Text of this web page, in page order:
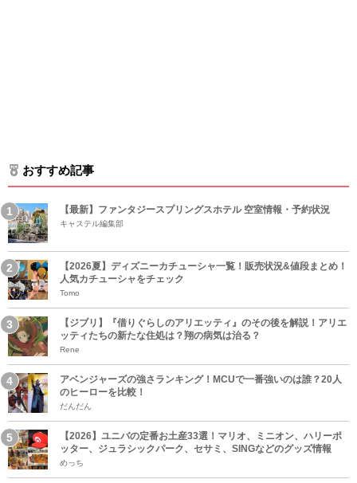
おすすめ記事
【最新】ファンタジースプリングスホテル 空室情報・予約状況
キャステル編集部
【2026夏】ディズニーカチューシャ一覧！販売状況&値段まとめ！
人気カチューシャをチェック
Tomo
【ジブリ】『借りぐらしのアリエッティ』のその後を解説！アリエ
ッティたちの新たな住処は？翔の病気は治る？
Rene
アベンジャーズの強さランキング！MCUで一番強いのは誰？20人
のヒーローを比較！
だんだん
【2026】ユニバの定番お土産33選！マリオ、ミニオン、ハリーポ
ッター、ジュラシックパーク、セサミ、SINGなどのグッズ情報
めっち